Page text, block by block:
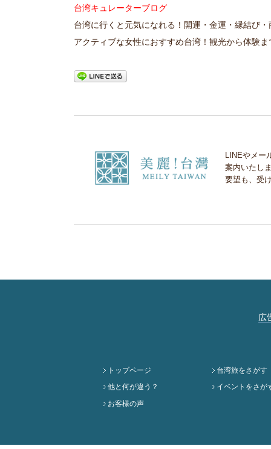
台湾キュレーターブログ
台湾に行くと元気になれる！開運・金運・縁結び
アクティブな女性におすすめ台湾！観光から体験
LINEやメー
案内いたし
要望も、受
広
トップページ
他と何が違う？
お客様の声
台湾旅をさがす
イベントをさが